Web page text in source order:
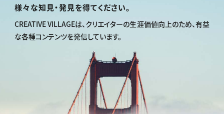
様々な知見・発見を得てください。
CREATIVE VILLAGEは、 クリエイターの生涯価値向上のため、有益
な各種コンテンツを発信しています。